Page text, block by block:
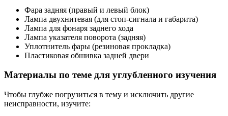
Фара задняя (правый и левый блок)
Лампа двухнитевая (для стоп-сигнала и габарита)
Лампа для фонаря заднего хода
Лампа указателя поворота (задняя)
Уплотнитель фары (резиновая прокладка)
Пластиковая обшивка задней двери
Материалы по теме для углубленного изучения
Чтобы глубже погрузиться в тему и исключить другие
неисправности, изучите: